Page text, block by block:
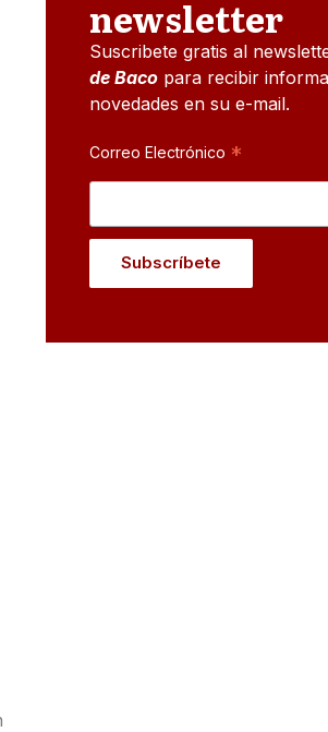
newsletter
Suscribete gratis al
de Baco para recibir
novedades en su e-mail.
Correo Electrónico *